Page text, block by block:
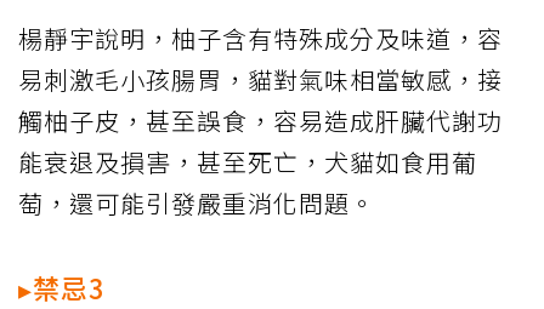
楊靜宇說明，柚子含有特殊成分及味道，容
易刺激毛小孩腸胃，貓對氣味相當敏感，接
觸柚子皮，甚至誤食，容易造成肝臟代謝功
能衰退及損害，甚至死亡，犬貓如食用葡
萄，還可能引發嚴重消化問題。
▸禁忌3